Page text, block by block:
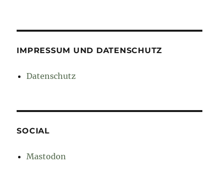
IMPRESSUM UND DATENSCHUTZ
Datenschutz
SOCIAL
Mastodon